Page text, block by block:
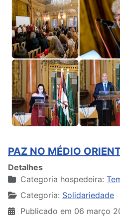
PAZ NO MÉDIO
Detalhes
Categoria hospedeira:
Categoria: Solidariedade
Publicado em 06 março